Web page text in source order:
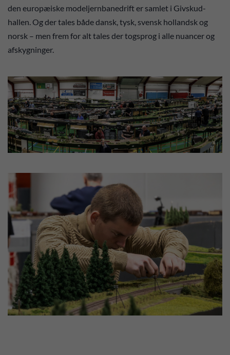
den europæiske modeljernbanedrift er samlet i Givskud-
hallen. Og der tales både dansk, tysk, svensk hollandsk og
norsk – men frem for alt tales der togsprog i alle nuancer og
afskygninger.